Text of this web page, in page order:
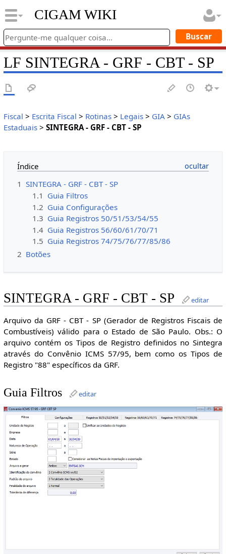
CIGAM WIKI
LF SINTEGRA - GRF - CBT - SP
Fiscal > Escrita Fiscal > Rotinas> Legais> GIA> GIAs
Estaduais> SINTEGRA - GRF - CBT - SP
Índice
1 SINTEGRA - GRF - CBT - SP
1.1 Guia Filtros
1.2 Guia Configurações
1.3 Guia Registros 50/51/53/54/55
1.4 Guia Registros 56/60/61/70/71
1.5 Guia Registros 74/75/76/77/85/86
2 Botões
SINTEGRA - GRF - CBT - SP editar
Arquivo da GRF - CBT - SP (Gerador de Registros Fiscais de
Combustíveis) válido para o Estado de São Paulo. Obs.: O
arquivo contém os Tipos de Registro definidos no Sintegra
através do Convênio ICMS 57/95, bem como os Tipos de
Registro "88" específicos da GRF.
Guia Filtros editar